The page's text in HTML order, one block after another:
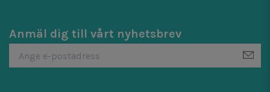
Anmäl dig till vårt nyhetsbrev